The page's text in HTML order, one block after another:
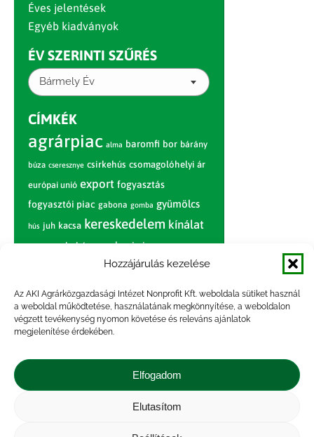
Hozzájárulás kezelése
Az AKI Agrárközgazdasági Intézet Nonprofit Kft. weboldala sütiket használ
a weboldal működtetése, használatának megkönnyítése, a weboldalon
végzett tevékenység nyomon követése és releváns ajánlatok
megjelenítése érdekében.
Elfogadom
Elutasítom
Éves jelentések
Egyéb kiadványok
ÉV SZERINTI SZŰRÉS
Bármely Év
CÍMKÉK
agrárpiac alma baromfi bor bárány
búza cseresznye csirkehús csomagolóhelyi ár
európai unió export fogyasztás
fogyasztói piac gabona gomba gyümölcs
hús juh kacsa kereskedelem kínálat
körte marhahús nagybani piac narancs
nemzetközi árinformációk
paradicsom piac piaci jelentés
pulyka pulykahús sertés sertéshús
szarvasmarha termelés
termelői
zöldség árak
átlagárértékesítési ár